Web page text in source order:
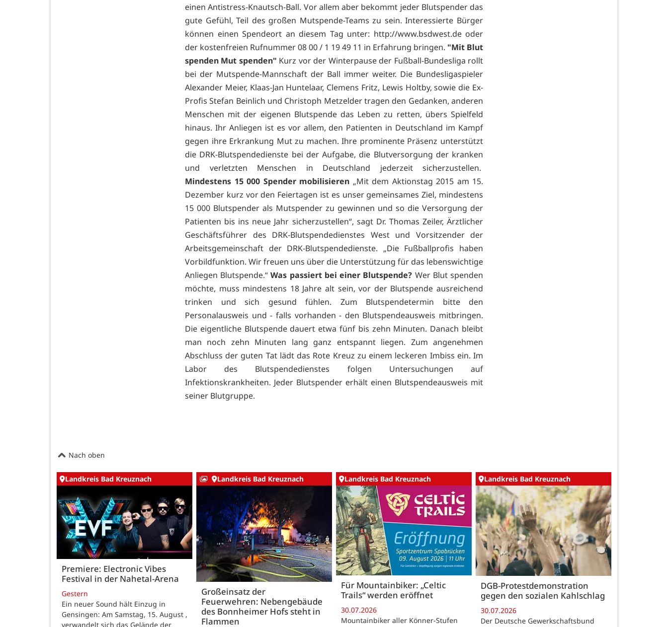
einen Antistress-Knautsch-Ball. Vor allem aber bekommt jeder Blutspender das
gute Gefühl, Teil des großen Mutspende-Teams zu sein. Interessierte Bürger
können einen Spendeort an diesem Tag unter: http://www.bsdwest.de oder
der kostenfreien Rufnummer 08 00 / 1 19 49 11 in Erfahrung bringen. "Mit Blut
spenden Mut spenden" Kurz vor der Winterpause der Fußball-Bundesliga rollt
bei der Mutspende-Mannschaft der Ball immer weiter. Die Bundesligaspieler
Alexander Meier, Klaas-Jan Huntelaar, Clemens Fritz, Lewis Holtby, sowie die Ex-
Profis Stefan Beinlich und Christoph Metzelder tragen den Gedanken, anderen
Menschen mit der eigenen Blutspende das Leben zu retten, übers Spielfeld
hinaus. Ihr Anliegen ist es vor allem, den Patienten in Deutschland im Kampf
gegen ihre Erkrankung Mut zu machen. Ihre prominente Präsenz unterstützt
die DRK-Blutspendedienste bei der Aufgabe, die Blutversorgung der kranken
und verletzten Menschen in Deutschland jederzeit sicherzustellen.
Mindestens 15 000 Spender mobilisieren „Mit dem Aktionstag 2015 am 15.
Dezember kurz vor den Feiertagen ist es unser gemeinsames Ziel, mindestens
15 000 Blutspender als Mutspender zu gewinnen und so die Versorgung der
Patienten bis ins neue Jahr sicherzustellen“, sagt Dr. Thomas Zeiler, Ärztlicher
Geschäftsführer des DRK-Blutspendedienstes West und Vorsitzender der
Arbeitsgemeinschaft der DRK-Blutspendedienste. „Die Fußballprofis haben
Vorbildfunktion. Wir freuen uns über die Unterstützung für das lebenswichtige
Anliegen Blutspende.“Was passiert bei einer Blutspende? Wer Blut spenden
möchte, muss mindestens 18 Jahre alt sein, vor der Blutspende ausreichend
trinken und sich gesund fühlen. Zum Blutspendetermin bitte den
Personalausweis und - falls vorhanden - den Blutspendeausweis mitbringen.
Die eigentliche Blutspende dauert etwa fünf bis zehn Minuten. Danach bleibt
man noch zehn Minuten lang ganz entspannt liegen. Zum angenehmen
Abschluss der guten Tat lädt das Rote Kreuz zu einem leckeren Imbiss ein. Im
Labor des Blutspendedienstes folgen Untersuchungen auf
Infektionskrankheiten. Jeder Blutspender erhält einen Blutspendeausweis mit
seiner Blutgruppe.
Nach oben
Landkreis Bad Kreuznach
Premiere: Electronic Vibes
Festival in der Nahetal-Arena
Gestern
Ein neuer Sound hält Einzug in
Gensingen: Am Samstag, 15. August ,
verwandelt sich das Gelände der
Landkreis Bad Kreuznach
Großeinsatz der
Feuerwehren: Nebengebäude
des Bonnheimer Hofs steht in
Flammen
Landkreis Bad Kreuznach
Für Mountainbiker: „Celtic
Trails“ werden eröffnet
30.07.2026
Mountainbiker aller Könner-Stufen
Landkreis Bad Kreuznach
DGB-Protestdemonstration
gegen den sozialen Kahlschlag
30.07.2026
Der Deutsche Gewerkschaftsbund